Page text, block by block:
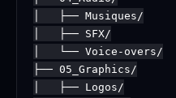
│   ├── Musiques/
│   ├── SFX/
│   └── Voice-overs/
├── 05_Graphics/
│   ├── Logos/